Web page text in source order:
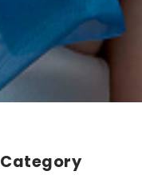
Category